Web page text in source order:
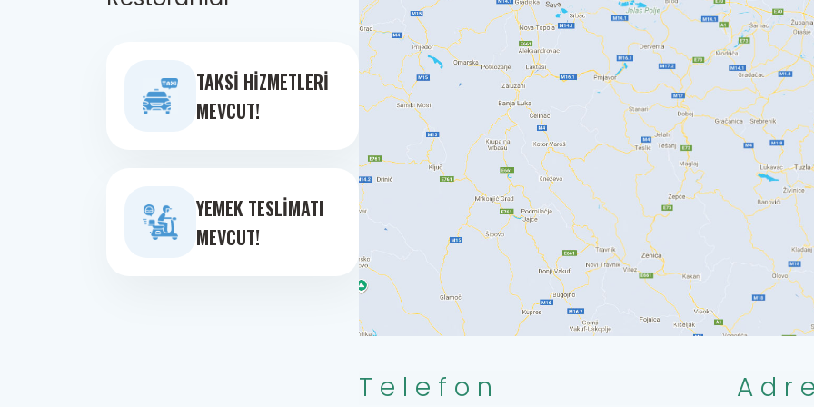
TAKSI HIZMETLERI
MEVCUT!
YEMEK TESLIMATI
MEVCUT!
Telefon